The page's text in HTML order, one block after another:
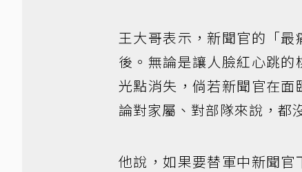
王大哥表示，新聞官的「
後。無論是讓人臉紅心跳
光點消失，倘若新聞官在
論對家屬、對部隊來說，都
他說，如果要替軍中新聞